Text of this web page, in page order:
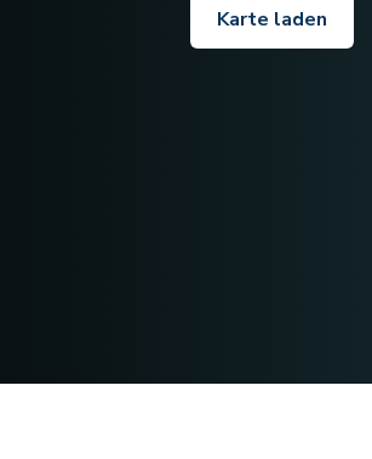
Karte laden